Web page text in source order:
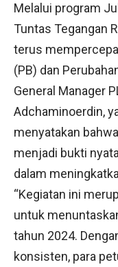
Melalui program
Tuntas Tegangan
terus
(PB) dan
General Manager
Adchaminoerdin,
menyatakan
menjadi bukti
dalam
“Kegiatan ini
untuk
tahun 2024.
konsisten, para